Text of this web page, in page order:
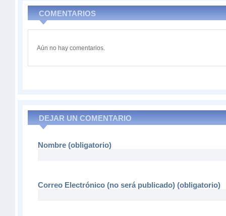
COMENTARIOS
Aún no hay comentarios.
DEJAR UN COMENTARIO
Nombre (obligatorio)
Correo Electrónico (no será publicado) (obligatorio)